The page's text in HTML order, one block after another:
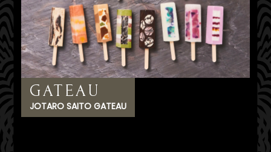
GATEAU
JOTARO SAITO GATEAU